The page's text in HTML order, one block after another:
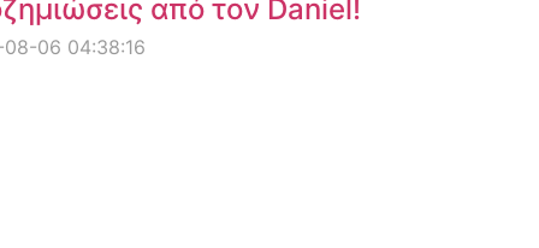
από τον Daniel!
06 04:38:16